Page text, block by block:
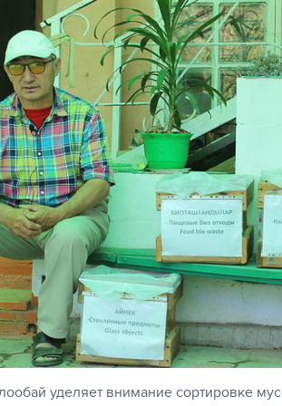
уделяет внимание сортировке